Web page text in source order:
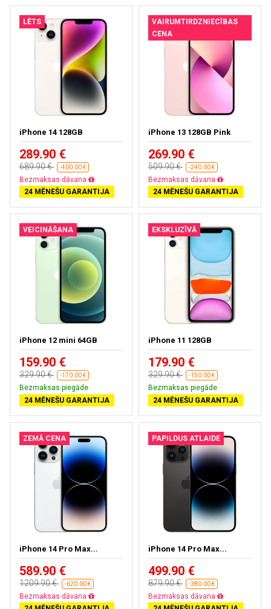
LĒTS
iPhone 14 128GB
289.90 €
689.90 € -400.00 €
Bezmaksas dāvana
24 MĒNEŠU GARANTIJA
VAIRUMTIRDZNIECĪBAS
CENA
iPhone 13 128GB Pink
269.90 €
509.90 € -240.00 €
Bezmaksas dāvana
24 MĒNEŠU GARANTIJA
VEICINĀŠANA
iPhone 12 mini 64GB
159.90 €
329.90 € -170.00 €
Bezmaksas piegāde
24 MĒNEŠU GARANTIJA
EKSKLUZĪVĀ
iPhone 11 128GB
179.90 €
329.90 € -150.00 €
Bezmaksas piegāde
24 MĒNEŠU GARANTIJA
ZEMĀ CENA
iPhone 14 Pro Max...
589.90 €
1209.90 € -620.00 €
Bezmaksas dāvana
PAPILDUS ATLAIDE
iPhone 14 Pro Max...
499.90 €
879.90 € -380.00 €
Bezmaksas dāvana